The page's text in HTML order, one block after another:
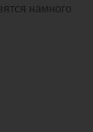
намного